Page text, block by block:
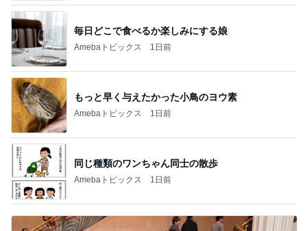
毎日どこで食べるか楽しみにする娘
Amebaトピックス 1日前
もっと早く与えたかった小鳥のヨウ素
Amebaトピックス 1日前
同じ種類のワンちゃん同士の散歩
Amebaトピックス 1日前